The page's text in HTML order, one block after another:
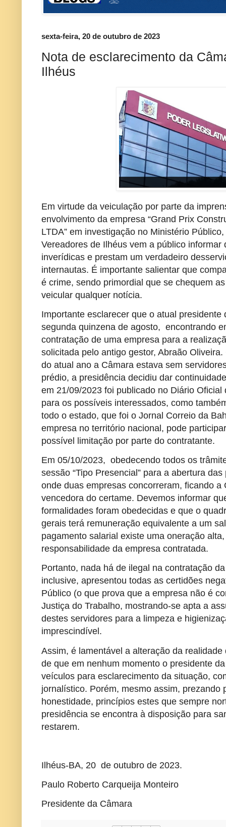
sexta-feira, 20 de outubro de 2023
Nota de esclarecimento da
Ilhéus
Em virtude da veiculação por parte da
envolvimento da empresa “Grand Prix
LTDA” em investigação no Ministério
Vereadores de Ilhéus vem a público
inverídicas e prestam um verdadeiro
internautas. É importante salientar que
é crime, sendo primordial que se chequem
veicular qualquer notícia.
Importante esclarecer que o atual
segunda quinzena de agosto, encontrando
contratação de uma empresa para a
solicitada pelo antigo gestor, Abraão
do atual ano a Câmara estava sem
prédio, a presidência decidiu dar
em 21/09/2023 foi publicado no Diário
para os possíveis interessados, como
todo o estado, que foi o Jornal Correio da
empresa no território nacional, pode
possível limitação por parte do contratante.
Em 05/10/2023, obedecendo todos os
sessão “Tipo Presencial” para a abertura
onde duas empresas concorreram, ficando
vencedora do certame. Devemos informar
formalidades foram obedecidas e que o
gerais terá remuneração equivalente a um
pagamento salarial existe uma oneração
responsabilidade da empresa contratada.
Portanto, nada há de ilegal na contratação
inclusive, apresentou todas as certidões
Público (o que prova que a empresa não é
Justiça do Trabalho, mostrando-se apta a
destes servidores para a limpeza e
imprescindível.
Assim, é lamentável a alteração da
de que em nenhum momento o presidente
veículos para esclarecimento da situação,
jornalístico. Porém, mesmo assim, prezando
honestidade, princípios estes que sempre
presidência se encontra à disposição para
restarem.
Ilhéus-BA, 20 de outubro de 2023.
Paulo Roberto Carqueija Monteiro
Presidente da Câmara